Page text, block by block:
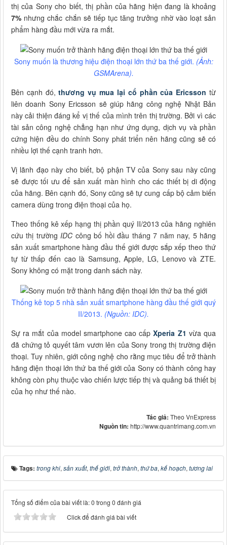
thị của Sony cho biết, thị phần của hãng hiện đang là khoảng
7% nhưng chắc chắn sẽ tiếp tục tăng trưởng nhờ vào loạt sản
phẩm hàng đầu mới vừa ra mắt.
Sony muốn là thương hiệu điện thoại lớn thứ ba thế giới. (Ảnh:
GSMArena).
Bên cạnh đó,thương vụ mua lại cổ phần của Ericsson từ
liên doanh Sony Ericsson sẽ giúp hãng công nghệ Nhật Bản
này cải thiện đáng kể vị thế của mình trên thị trường. Bởi vì các
tài sản công nghệ chẳng hạn như ứng dụng, dịch vụ và phần
cứng hiện đều do chính Sony phát triển nên hãng cũng sẽ có
nhiều lợi thế cạnh tranh hơn.
Vị lãnh đạo này cho biết, bộ phận TV của Sony sau này cũng
sẽ được tối ưu để sản xuất màn hình cho các thiết bị di động
của hãng. Bên cạnh đó, Sony cũng sẽ tự cung cấp bộ cảm biến
camera dùng trong điện thoại của họ.
Theo thống kê xếp hạng thị phần quý II/2013 của hãng nghiên
cứu thị trường IDC công bố hồi đầu tháng 7 năm nay, 5 hãng
sản xuất smartphone hàng đầu thế giới được sắp xếp theo thứ
tự từ thấp đến cao là Samsung, Apple, LG, Lenovo và ZTE.
Sony không có mặt trong danh sách này.
Thống kê top 5 nhà sản xuất smartphone hàng đầu thế giới quý
II/2013. (Nguồn: IDC).
Sự ra mắt của model smartphone cao cấpXperia Z1 vừa qua
đã chứng tỏ quyết tâm vươn lên của Sony trong thị trường điện
thoại. Tuy nhiên, giới công nghệ cho rằng mục tiêu để trở thành
hãng điện thoại lớn thứ ba thế giới của Sony có thành công hay
không còn phụ thuộc vào chiến lược tiếp thị và quảng bá thiết bị
của họ như thế nào.
Tác giả: Theo VnExpress
Nguồn tin: http://www.quantrimang.com.vn
Tags: trong khi, sản xuất, thế giới, trở thành, thứ ba, kế hoạch, tương lai
Tổng số điểm của bài viết là: 0 trong 0 đánh giá
Click để đánh giá bài viết